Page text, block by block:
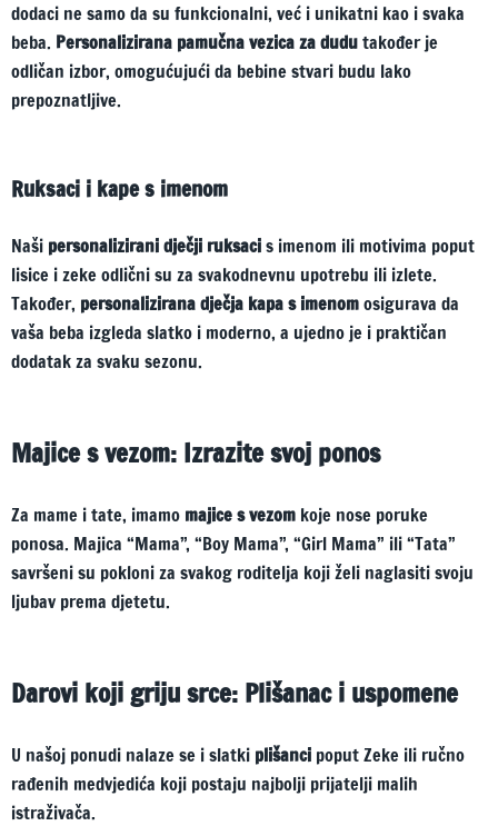
dodaci ne samo da su funkcionalni, već i unikatni kao i svaka
beba. Personalizirana pamučna vezica za dudutakođer je
odličan izbor, omogućujući da bebine stvari budu lako
prepoznatljive.
Ruksaci i kape s imenom
Naši personalizirani dječji ruksacis imenom ili motivima poput
lisice i zeke odlični su za svakodnevnu upotrebu ili izlete.
Također, personalizirana dječja kapa s imenomosigurava da
vaša beba izgleda slatko i moderno, a ujedno je i praktičan
dodatak za svaku sezonu.
Majice s vezom: Izrazite svoj ponos
Za mame i tate, imamo majice s vezom koje nose poruke
ponosa. Majica “Mama”, “Boy Mama”, “Girl Mama” ili “Tata”
savršeni su pokloni za svakog roditelja koji želi naglasiti svoju
ljubav prema djetetu.
Darovi koji griju srce: Plišanac i uspomene
U našoj ponudi nalaze se i slatki plišanci poput Zeke ili ručno
rađenih medvjedića koji postaju najbolji prijatelji malih
istraživača.